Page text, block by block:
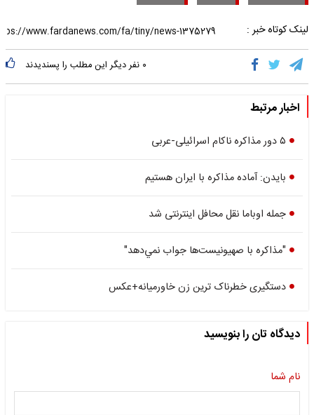
لینک کوتاه خبر :
۰ نفر دیگر این مطلب را پسندیدند
اخبار مرتبط
۵ دور مذاکره ناکام اسرائیلی-عربی
بایدن: آماده مذاکره با ایران هستیم
جمله اوباما نقل محافل اینترنتی شد
"مذاكره با صهيونيست‌ها جواب نمي‌دهد"
دستگیری خطرناک ترین زن خاورمیانه+عکس
دیدگاه تان را بنویسید
نام شما